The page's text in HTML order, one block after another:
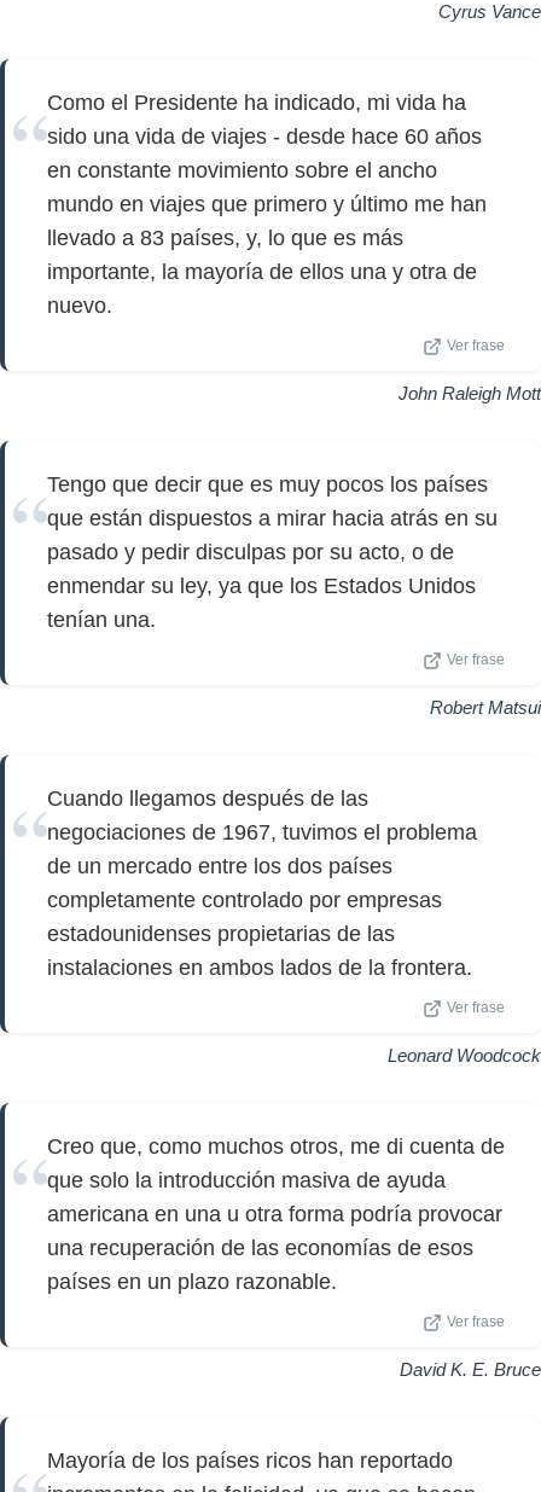
Cyrus Vance
Como el Presidente ha indicado, mi vida ha
sido una vida de viajes - desde hace 60 años
en constante movimiento sobre el ancho
mundo en viajes que primero y último me han
llevado a 83 países, y, lo que es más
importante, la mayoría de ellos una y otra de
nuevo.
Ver frase
John Raleigh Mott
Tengo que decir que es muy pocos los países
que están dispuestos a mirar hacia atrás en su
pasado y pedir disculpas por su acto, o de
enmendar su ley, ya que los Estados Unidos
tenían una.
Ver frase
Robert Matsui
Cuando llegamos después de las
negociaciones de 1967, tuvimos el problema
de un mercado entre los dos países
completamente controlado por empresas
estadounidenses propietarias de las
instalaciones en ambos lados de la frontera.
Ver frase
Leonard Woodcock
Creo que, como muchos otros, me di cuenta de
que solo la introducción masiva de ayuda
americana en una u otra forma podría provocar
una recuperación de las economías de esos
países en un plazo razonable.
Ver frase
David K. E. Bruce
Mayoría de los países ricos han reportado